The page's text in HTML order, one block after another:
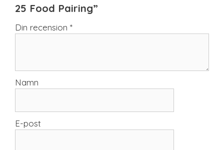
25 Food Pairing”
Din recension *
Namn
E-post